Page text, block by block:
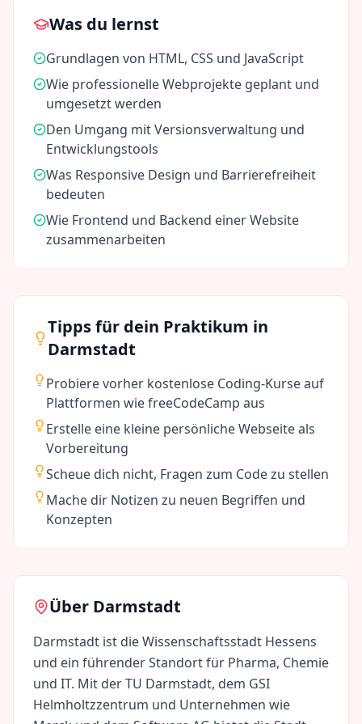
Was du lernst
Grundlagen von HTML, CSS und JavaScript
Wie professionelle Webprojekte geplant und
umgesetzt werden
Den Umgang mit Versionsverwaltung und
Entwicklungstools
Was Responsive Design und Barrierefreiheit
bedeuten
Wie Frontend und Backend einer Website
zusammenarbeiten
Tipps für dein Praktikum in
Darmstadt
Probiere vorher kostenlose Coding-Kurse auf
Plattformen wie freeCodeCamp aus
Erstelle eine kleine persönliche Webseite als
Vorbereitung
Scheue dich nicht, Fragen zum Code zu stellen
Mache dir Notizen zu neuen Begriffen und
Konzepten
Über Darmstadt
Darmstadt ist die Wissenschaftsstadt Hessens
und ein führender Standort für Pharma, Chemie
und IT. Mit der TU Darmstadt, dem GSI
Helmholtzzentrum und Unternehmen wie